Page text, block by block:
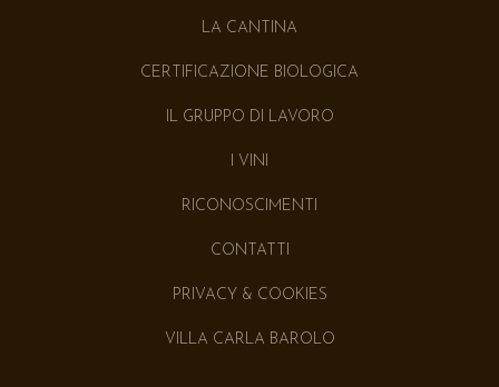
LA CANTINA
CERTIFICAZIONE BIOLOGICA
IL GRUPPO DI LAVORO
I VINI
RICONOSCIMENTI
CONTATTI
PRIVACY & COOKIES
VILLA CARLA BAROLO